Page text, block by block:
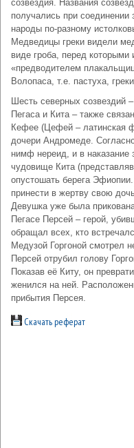
созвездия. Названия
получались при
народы по-разному
Медведицы греки видели
виде гроба, перед
«предводителем
Волопаса, т.е. пастуха,
Шесть северных
Пегаса и Кита – также
Кефее (Цефей – латинская
дочери Андромеде.
нимф нереид, и в наказание
чудовище Кита
опустошать берега
принести в жертву свою
Девушка уже была
Пегасе Персей – герой,
обращал всех, кто
Медузой Горгоной смотрел
Персей отрубил голову
Показав её Киту, он
женился на ней.
прибытия Персея.
Скачать реферат